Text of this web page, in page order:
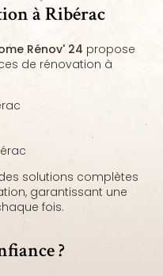
à Ribérac
Rénov' 24 propose
de rénovation à
solutions complètes
garantissant une
fois.
?